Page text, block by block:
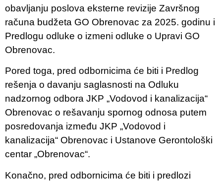
obavljanju poslova eksterne revizije Završnog
računa budžeta GO Obrenovac za 2025. godinu i
Predlogu odluke o izmeni odluke o Upravi GO
Obrenovac.
Pored toga, pred odbornicima će biti i Predlog
rešenja o davanju saglasnosti na Odluku
nadzornog odbora JKP „Vodovod i kanalizacija“
Obrenovac o rešavanju spornog odnosa putem
posredovanja između JKP „Vodovod i
kanalizacija“ Obrenovac i Ustanove Gerontološki
centar „Obrenovac“.
Konačno, pred odbornicima će biti i predlozi